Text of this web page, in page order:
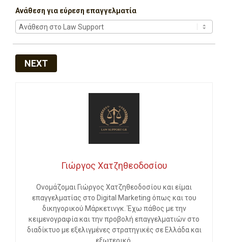
Ανάθεση για εύρεση επαγγελματία
NEXT
Γιώργος Χατζηθεοδοσίου
Ονομάζομαι Γιώργος Χατζηθεοδοσίου και είμαι
επαγγελματίας στο Digital Marketing όπως και του
δικηγορικού Μάρκετινγκ. Έχω πάθος με την
κειμενογραφία και την προβολή επαγγελματιών στο
διαδίκτυο με εξελιγμένες στρατηγικές σε Ελλάδα και